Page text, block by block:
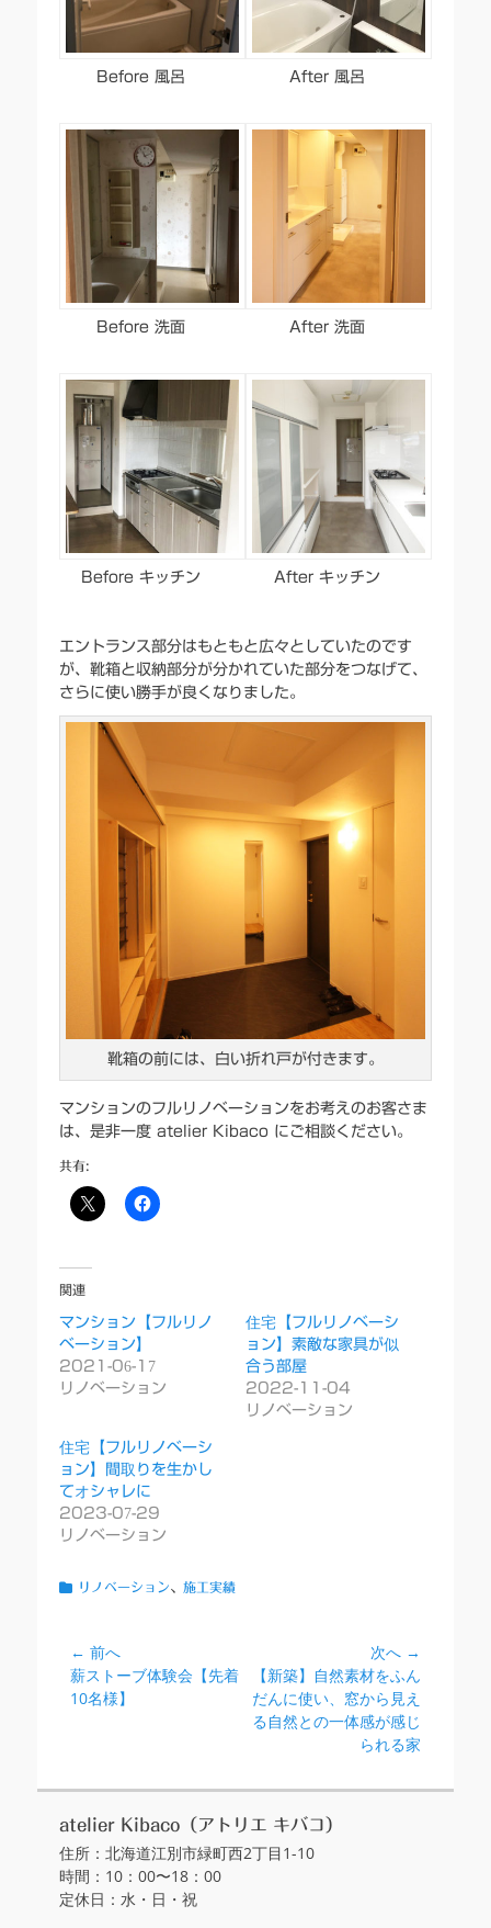
Before 風呂 After 風呂
Before 洗面 After 洗面
Before キッチン After キッチン
エントランス部分はもともと広々としていたのです
が、靴箱と収納部分が分かれていた部分をつなげて、
さらに使い勝手が良くなりました。
靴箱の前には、白い折れ戸が付きます。
マンションのフルリノベーションをお考えのお客さま
は、是非一度 atelier Kibaco にご相談ください。
共有:
関連
マンション【フルリノ
ベーション】
2021-06-17
リノベーション
住宅【フルリノベーシ
ョン】素敵な家具が似
合う部屋
2022-11-04
リノベーション
住宅【フルリノベーシ
ョン】間取りを生かし
てオシャレに
2023-07-29
リノベーション
カ
リノベーション、 施工実績
投
稿
ナ
ー
シ
ョ
ン
← 前へ
前
の
薪ストーブ体験会【先着
10名様】
次へ →
の
投
【新築】自然素材をふん
だんに使い、窓から見え
る自然との一体感が感じ
られる家
atelier Kibaco（アトリエ キバコ）
住所：北海道江別市緑町西2丁目1-10
時間：10：00〜18：00
定休日：水・日・祝